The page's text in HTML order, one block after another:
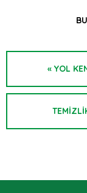
« YOL